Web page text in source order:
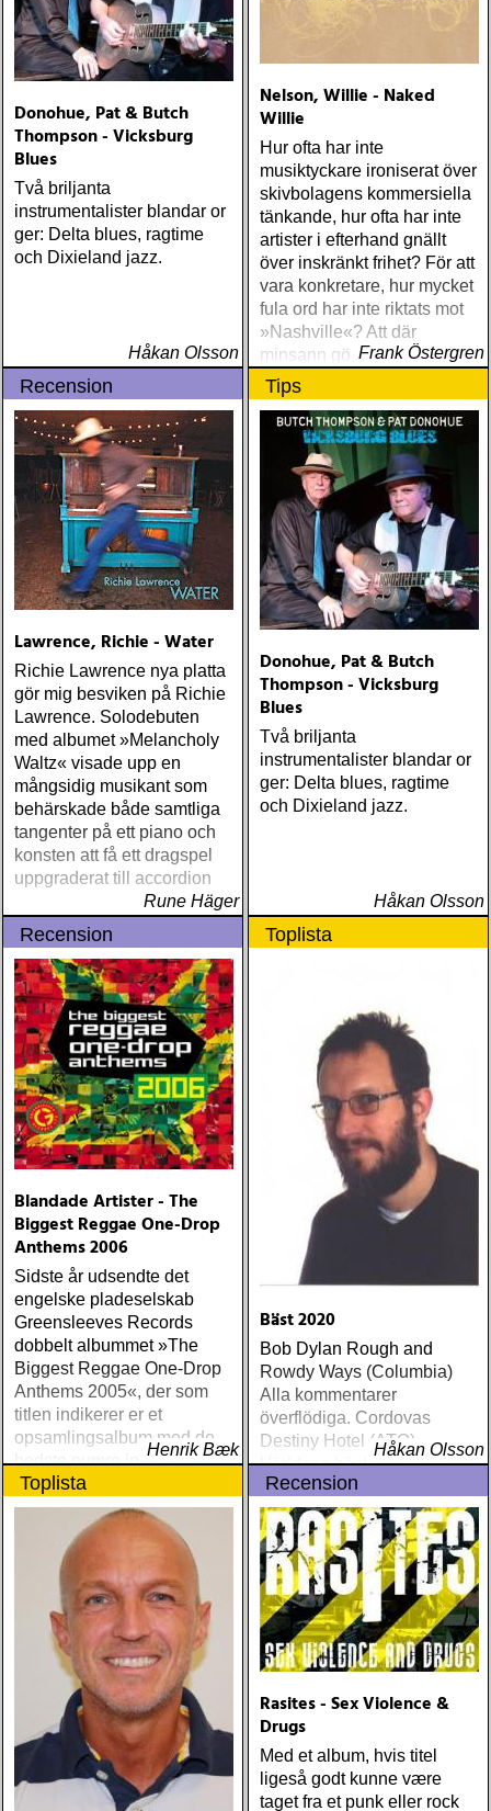
Donohue, Pat & Butch
Thompson - Vicksburg
Blues
Två briljanta
instrumentalister blandar or
ger: Delta blues, ragtime
och Dixieland jazz.
Håkan Olsson
Nelson, Willie - Naked
Willie
Hur ofta har inte
musiktyckare ironiserat över
skivbolagens kommersiella
tänkande, hur ofta har inte
artister i efterhand gnällt
över inskränkt frihet? För att
vara konkretare, hur mycket
fula ord har inte riktats mot
»Nashville«? Att där
minsann görs inte den
riktiga countrymusiken, där
är det bara industri och
omgörning, en plats där allt
illa samlats
Frank Östergren
Recension
Lawrence, Richie - Water
Richie Lawrence nya platta
gör mig besviken på Richie
Lawrence. Solodebuten
med albumet »Melancholy
Waltz« visade upp en
mångsidig musikant som
behärskade både samtliga
tangenter på ett piano och
konsten att få ett dragspel
uppgraderat till accordion
Rune Häger
Tips
Donohue, Pat & Butch
Thompson - Vicksburg
Blues
Två briljanta
instrumentalister blandar or
ger: Delta blues, ragtime
och Dixieland jazz.
Håkan Olsson
Recension
Blandade Artister - The
Biggest Reggae One-Drop
Anthems 2006
Sidste år udsendte det
engelske pladeselskab
Greensleeves Records
dobbelt albummet »The
Biggest Reggae One-Drop
Anthems 2005«, der som
titlen indikerer er et
opsamlingsalbum med de
bedste numre indenfor den
populære reggaestil kaldet
one-drop
Henrik Bæk
Toplista
Bäst 2020
Bob Dylan Rough and
Rowdy Ways (Columbia)
Alla kommentarer
överflödiga. Cordovas
Destiny Hotel (ATO)
Världens bästa liveband
visar nu klassen även på
skiva
Håkan Olsson
Toplista Recension
Rasites - Sex Violence &
Drugs
Med et album, hvis titel
ligeså godt kunne være
taget fra et punk eller rock